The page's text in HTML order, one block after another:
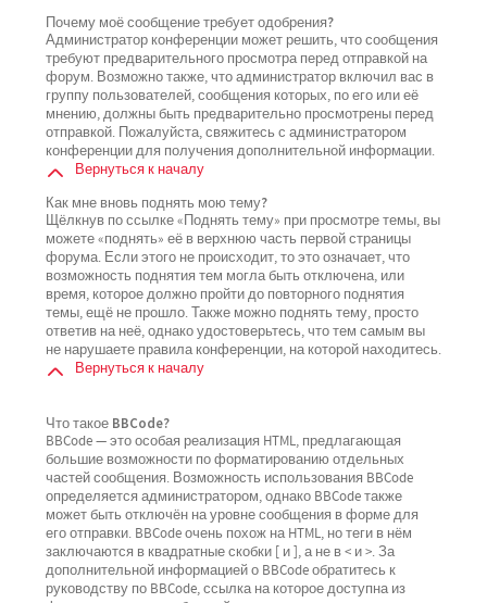
Почему моё сообщение требует одобрения?
Администратор конференции может решить, что сообщения
требуют предварительного просмотра перед отправкой на
форум. Возможно также, что администратор включил вас в
группу пользователей, сообщения которых, по его или её
мнению, должны быть предварительно просмотрены перед
отправкой. Пожалуйста, свяжитесь с администратором
конференции для получения дополнительной информации.
Вернуться к началу
Как мне вновь поднять мою тему?
Щёлкнув по ссылке «Поднять тему» при просмотре темы, вы
можете «поднять» её в верхнюю часть первой страницы
форума. Если этого не происходит, то это означает, что
возможность поднятия тем могла быть отключена, или
время, которое должно пройти до повторного поднятия
темы, ещё не прошло. Также можно поднять тему, просто
ответив на неё, однако удостоверьтесь, что тем самым вы
не нарушаете правила конференции, на которой находитесь.
Вернуться к началу
Что такое BBCode?
BBCode — это особая реализация HTML, предлагающая
большие возможности по форматированию отдельных
частей сообщения. Возможность использования BBCode
определяется администратором, однако BBCode также
может быть отключён на уровне сообщения в форме для
его отправки. BBCode очень похож на HTML, но теги в нём
заключаются в квадратные скобки [ и ], а не в < и >. За
дополнительной информацией о BBCode обратитесь к
руководству по BBCode, ссылка на которое доступна из